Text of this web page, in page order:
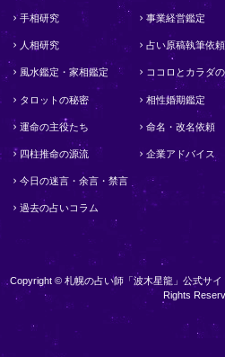
手相研究
人相研究
風水鑑定・家相鑑定
タロットの秘密
運命の主役たち
四柱推命の源流
今日の迷言・余言・禁言
過去の占いコラム
事業経営鑑定
占い原稿執筆依頼
ココロとカラダ
相性婚期鑑定
命名・改名依頼
企業アドバイス
Copyright © 札幌の占い師「波木星龍」公式サ
Rights